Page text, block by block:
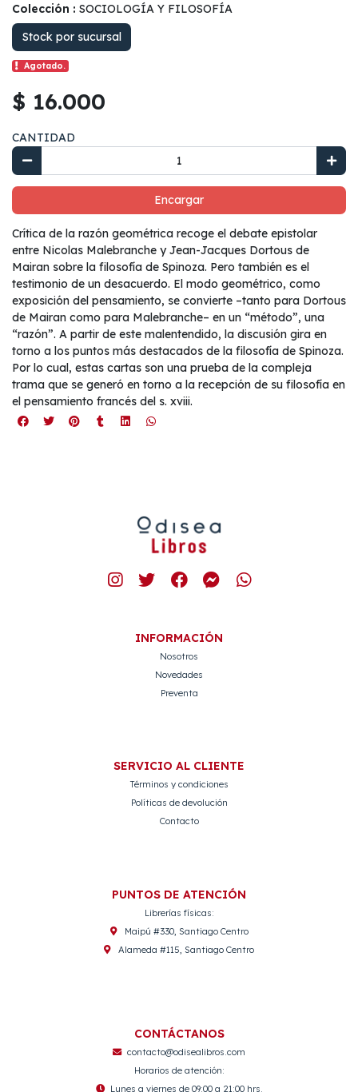
Colección : SOCIOLOGÍA Y FILOSOFÍA
Stock por sucursal
Agotado.
$ 16.000
CANTIDAD
Encargar
Crítica de la razón geométrica recoge el debate epistolar
entre Nicolas Malebranche y Jean-Jacques Dortous de
Mairan sobre la filosofía de Spinoza. Pero también es el
testimonio de un desacuerdo. El modo geométrico, como
exposición del pensamiento, se convierte –tanto para Dortous
de Mairan como para Malebranche– en un “método”, una
“razón”. A partir de este malentendido, la discusión gira en
torno a los puntos más destacados de la filosofía de Spinoza.
Por lo cual, estas cartas son una prueba de la compleja
trama que se generó en torno a la recepción de su filosofía en
el pensamiento francés del s. xviii.
INFORMACIÓN
Nosotros
Novedades
Preventa
SERVICIO AL CLIENTE
Términos y condiciones
Políticas de devolución
Contacto
PUNTOS DE ATENCIÓN
Librerías físicas:
Maipú #330, Santiago Centro
Alameda #115, Santiago Centro
CONTÁCTANOS
contacto@odisealibros.com
Horarios de atención:
Lunes a viernes de 09:00 a 21:00 hrs.